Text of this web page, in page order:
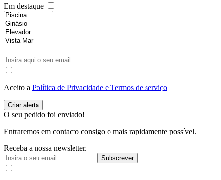
Em destaque
Aceito a Política de Privacidade e Termos de serviço
O seu pedido foi enviado!
Entraremos em contacto consigo o mais rapidamente possível.
Receba a nossa newsletter.
Subscrever